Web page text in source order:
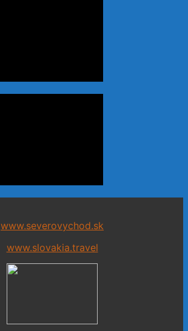
www.severovychod.sk
www.slovakia.travel